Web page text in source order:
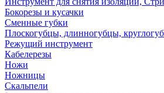
Бокорезы и кусачки
Сменные губки
Плоскогубцы, длинногубцы,
Режущий инструмент
Кабелерезы
Ножи
Ножницы
Скальпели